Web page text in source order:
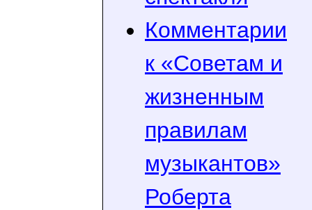
Комментарии
к «Советам и
жизненным
правилам
музыкантов»
Роберта